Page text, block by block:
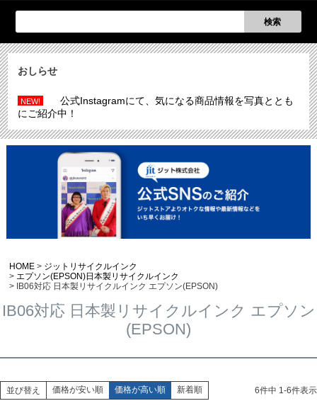
検索
おしらせ
NEW!
公式Instagramにて、気になる商品情報を写真ととも
にご紹介中！
HOME
ジットリサイクルインク
エプソン(EPSON)日本製リサイクルインク
IB06対応 日本製リサイクルインク エプソン(EPSON)
IB06対応 日本製リサイクルインク エプソン
(EPSON)
並び替え 価格が安い順 価格が高い順 新着順 6件中 1-6件表示